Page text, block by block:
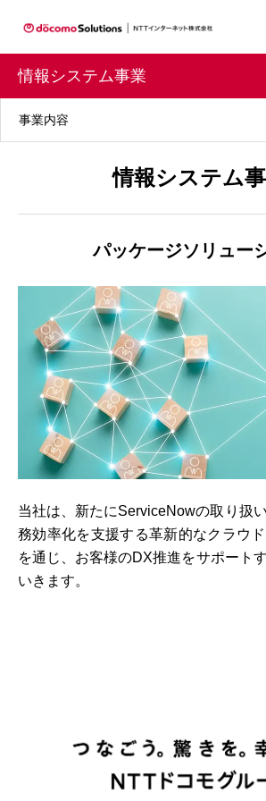
情報システム事業
事業内容
情報システム
パッケージソリュー
当社は、新たにServiceNowの取り扱
務効率化を支援する革新的なクラウ
を通じ、お客様のDX推進をサポート
いきます。